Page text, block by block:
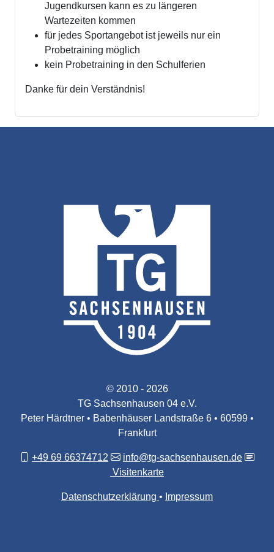
Jugendkursen kann es zu längeren
Wartezeiten kommen
für jedes Sportangebot ist jeweils nur ein
Probetraining möglich
kein Probetraining in den Schulferien
Danke für dein Verständnis!
© 2010 - 2026
TG Sachsenhausen 04 e.V.
Peter Härdtner • Babenhäuser Landstraße 6 • 60599 •
Frankfurt
+49 69 66374712
info@tg-sachsenhausen.de
Visitenkarte
Datenschutzerklärung Impressum